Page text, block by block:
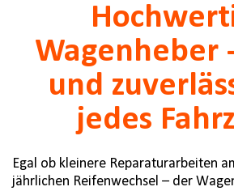
Wagenheber
und
jedes
Egal ob kleinere Reparaturarbeiten
jährlichen Reifenwechsel – der